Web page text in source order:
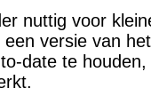
nuttig voor
versie van
date te